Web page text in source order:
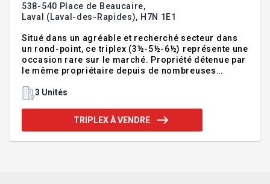
538-540 Place de Beaucaire,
Laval (Laval-des-Rapides), H7N 1E1
Situé dans un agréable et recherché secteur dans
un rond-point, ce triplex (3½-5½-6½) représente une
occasion rare sur le marché. Propriété détenue par
le même propriétaire depuis de nombreuses
Aucune réparation urgente à prévoir, cet immeuble
de bons locataires stables, offrant des revenus
intéressants et une tranquillité d'esprit. Vous
3 Unités
TRIPLEX À VENDRE